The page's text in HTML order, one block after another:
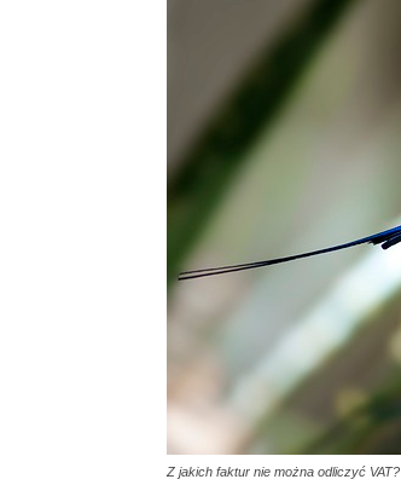
Z jakich faktur nie można odliczyć VAT?